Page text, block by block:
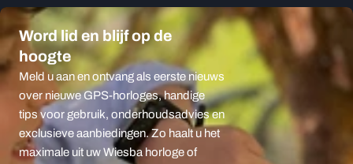
Word lid en blijf op de
hoogte
Meld u aan en ontvang als eerste nieuws
over nieuwe GPS-horloges, handige
tips voor gebruik, onderhoudsadvies en
exclusieve aanbiedingen. Zo haalt u het
maximale uit uw Wiesba horloge of